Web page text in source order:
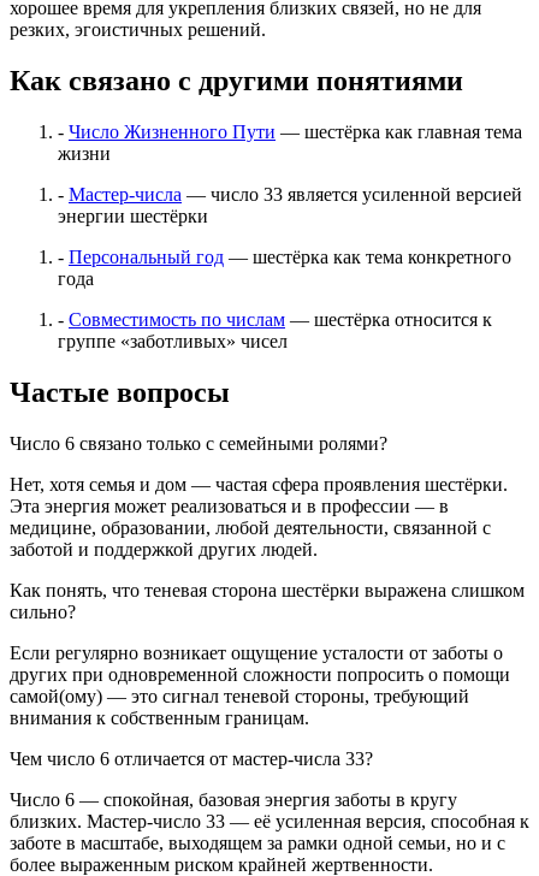
хорошее время для укрепления близких связей, но не для
резких, эгоистичных решений.
Как связано с другими понятиями
- Число Жизненного Пути — шестёрка как главная тема
жизни
- Мастер-числа — число 33 является усиленной версией
энергии шестёрки
- Персональный год — шестёрка как тема конкретного
года
- Совместимость по числам — шестёрка относится к
группе «заботливых» чисел
Частые вопросы
Число 6 связано только с семейными ролями?
Нет, хотя семья и дом — частая сфера проявления шестёрки.
Эта энергия может реализоваться и в профессии — в
медицине, образовании, любой деятельности, связанной с
заботой и поддержкой других людей.
Как понять, что теневая сторона шестёрки выражена слишком
сильно?
Если регулярно возникает ощущение усталости от заботы о
других при одновременной сложности попросить о помощи
самой(ому) — это сигнал теневой стороны, требующий
внимания к собственным границам.
Чем число 6 отличается от мастер-числа 33?
Число 6 — спокойная, базовая энергия заботы в кругу
близких. Мастер-число 33 — её усиленная версия, способная к
заботе в масштабе, выходящем за рамки одной семьи, но и с
более выраженным риском крайней жертвенности.